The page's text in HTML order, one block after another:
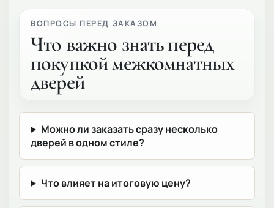
ВОПРОСЫ ПЕРЕД ЗАКАЗОМ
Что важно знать перед
покупкой межкомнатных
дверей
Можно ли заказать сразу несколько
дверей в одном стиле?
Что влияет на итоговую цену?